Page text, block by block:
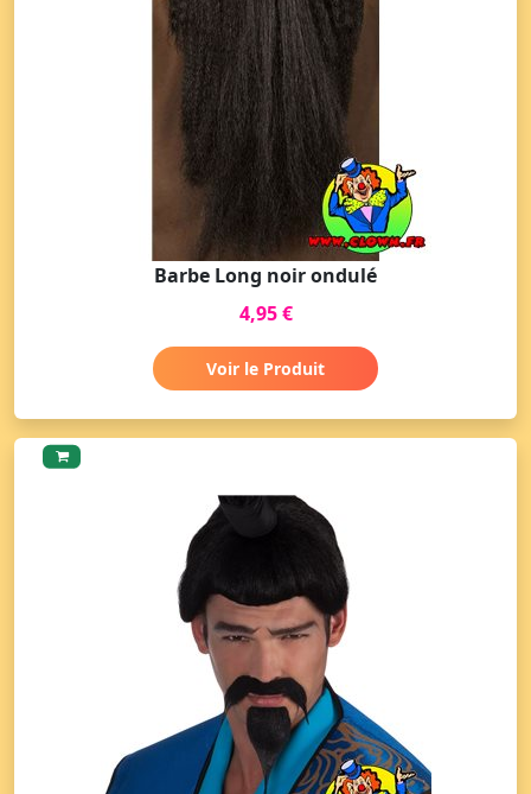
Barbe Long noir ondulé
4,95 €
Voir le Produit